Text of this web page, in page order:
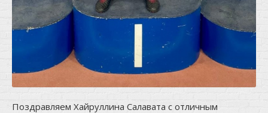
Поздравляем Хайруллина Салавата с отличным